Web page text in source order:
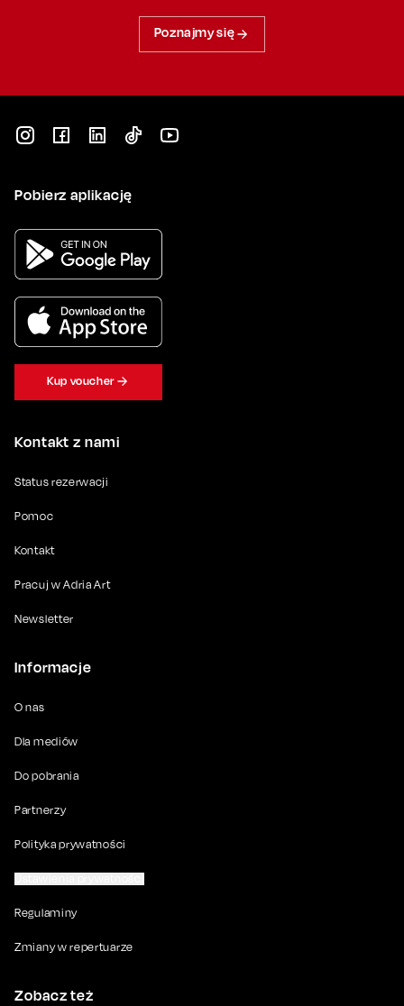
Poznajmy się
Kontakt z nami
Status rezerwacji
Pomoc
Kontakt
Pracuj w Adria Art
Newsletter
Informacje
O nas
Dla mediów
Do pobrania
Partnerzy
Polityka prywatności
Regulaminy
Zmiany w repertuarze
Zobacz też
Pobierz aplikację
Kup voucher